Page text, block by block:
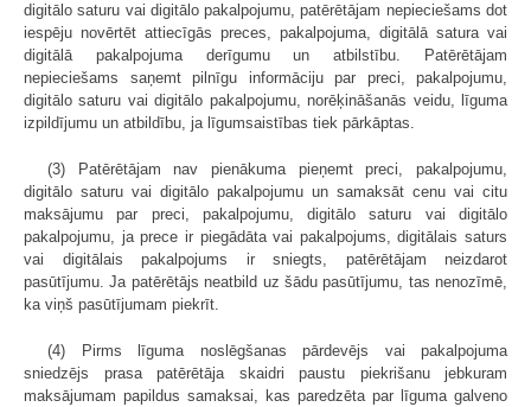
digitālo saturu vai digitālo pakalpojumu, patērētājam nepieciešams dot
iespēju novērtēt attiecīgās preces, pakalpojuma, digitālā satura vai
digitālā pakalpojuma derīgumu un atbilstību. Patērētājam
nepieciešams saņemt pilnīgu informāciju par preci, pakalpojumu,
digitālo saturu vai digitālo pakalpojumu, norēķināšanās veidu, līguma
izpildījumu un atbildību, ja līgumsaistības tiek pārkāptas.
(3) Patērētājam nav pienākuma pieņemt preci, pakalpojumu,
digitālo saturu vai digitālo pakalpojumu un samaksāt cenu vai citu
maksājumu par preci, pakalpojumu, digitālo saturu vai digitālo
pakalpojumu, ja prece ir piegādāta vai pakalpojums, digitālais saturs
vai digitālais pakalpojums ir sniegts, patērētājam neizdarot
pasūtījumu. Ja patērētājs neatbild uz šādu pasūtījumu, tas nenozīmē,
ka viņš pasūtījumam piekrīt.
(4) Pirms līguma noslēgšanas pārdevējs vai pakalpojuma
sniedzējs prasa patērētāja skaidri paustu piekrišanu jebkuram
maksājumam papildus samaksai, kas paredzēta par līguma galveno